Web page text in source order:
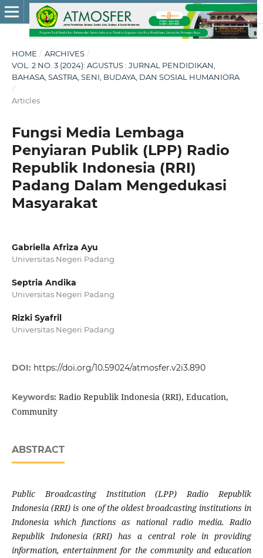
HOME / ARCHIVES /
VOL. 2 NO. 3 (2024): AGUSTUS : JURNAL PENDIDIKAN,
BAHASA, SASTRA, SENI, BUDAYA, DAN SOSIAL HUMANIORA
/
Articles
Fungsi Media Lembaga
Penyiaran Publik (LPP) Radio
Republik Indonesia (RRI)
Padang Dalam Mengedukasi
Masyarakat
Gabriella Afriza Ayu
Universitas Negeri Padang
Septria Andika
Universitas Negeri Padang
Rizki Syafril
Universitas Negeri Padang
DOI: https://doi.org/10.59024/atmosfer.v2i3.890
Keywords: Radio Republik Indonesia (RRI), Education,
Community
ABSTRACT
Public Broadcasting Institution (LPP) Radio Republik
Indonesia (RRI) is one of the oldest broadcasting institutions in
Indonesia which functions as national radio media. Radio
Republik Indonesia (RRI) has a central role in providing
information, entertainment for the community and education